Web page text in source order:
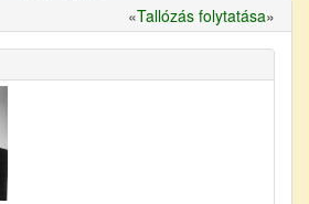
«Tallózás folytatása»